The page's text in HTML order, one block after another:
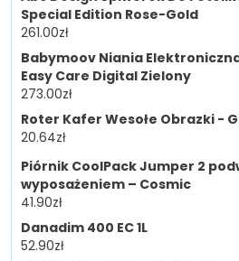
Special Edition Rose-Gold
261.00zł
Babymoov Niania
Easy Care Digital Zielony
273.00zł
Roter Kafer Wesołe Obrazki -
20.64zł
Piórnik CoolPack Jumper 2
wyposażeniem – Cosmic
41.90zł
Danadim 400 EC 1L
52.90zł